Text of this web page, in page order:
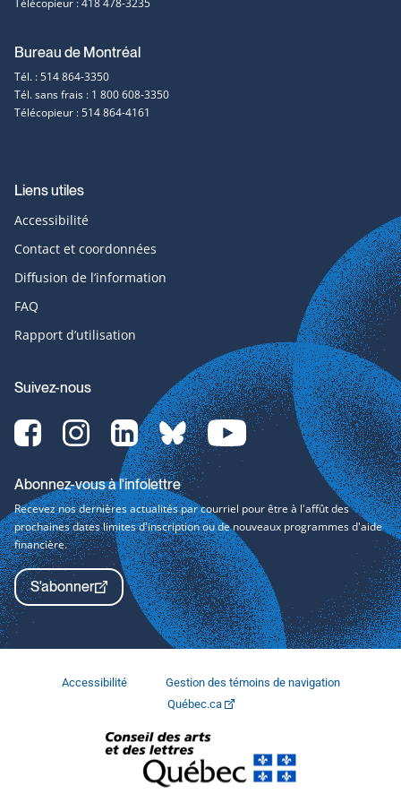
contact
Télécopieur : 418 478-3235
Bureau de Montréal
Tél. : 514 864-3350
Tél. sans frais : 1 800 608-3350
Télécopieur : 514 864-4161
Liens utiles
Accessibilité
Contact et coordonnées
Diffusion de l’information
FAQ
Rapport d’utilisation
Suivez-nous
Facebook-
svg
Instagram-
svg
LinkedIn-
svg
bluesky-
svg
YouTube-
svg
Abonnez-vous à l'infolettre
Recevez nos dernières actualités par courriel pour être à l'affût des
prochaines dates limites d'inscription ou de nouveaux programmes d'aide
financière.
S'abonner
Accessibilité
Gestion des témoins de navigation
Québec.ca